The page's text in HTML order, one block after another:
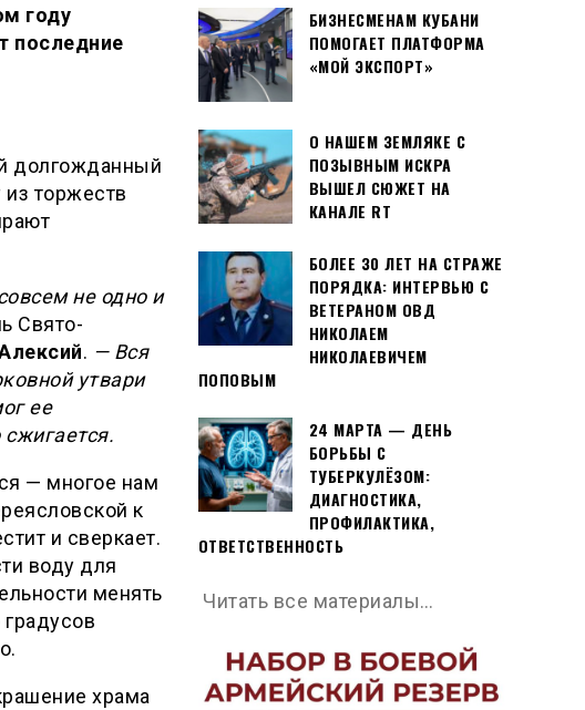
году
последние
долгожданный
торжеств
не одно и
Свято-
. — Вся
утвари
ее
— многое нам
к
и сверкает.
воду для
менять
храма
БИЗНЕСМЕНАМ КУБАНИ
ПОМОГАЕТ ПЛАТФОРМА
«МОЙ ЭКСПОРТ»
О НАШЕМ ЗЕМЛЯКЕ С
ПОЗЫВНЫМ ИСКРА
ВЫШЕЛ СЮЖЕТ НА
КАНАЛЕ RT
БОЛЕЕ 30 ЛЕТ НА СТРАЖЕ
ПОРЯДКА: ИНТЕРВЬЮ С
ВЕТЕРАНОМ ОВД
НИКОЛАЕМ
НИКОЛАЕВИЧЕМ
ПОПОВЫМ
24 МАРТА — ДЕНЬ
БОРЬБЫ С
ТУБЕРКУЛЁЗОМ:
ДИАГНОСТИКА,
ПРОФИЛАКТИКА,
ОТВЕТСТВЕННОСТЬ
Читать все материалы…